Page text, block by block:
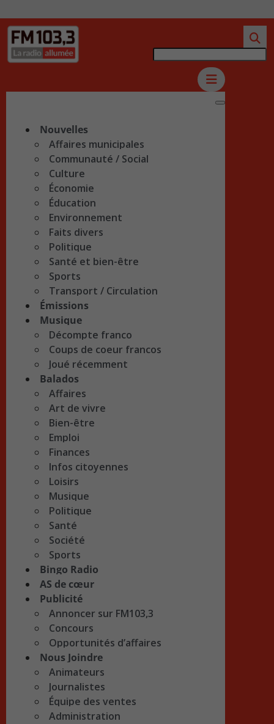
Nouvelles
Affaires municipales
Communauté / Social
Culture
Économie
Éducation
Environnement
Faits divers
Politique
Santé et bien-être
Sports
Transport / Circulation
Émissions
Musique
Décompte franco
Coups de coeur francos
Joué récemment
Balados
Affaires
Art de vivre
Bien-être
Emploi
Finances
Infos citoyennes
Loisirs
Musique
Politique
Santé
Société
Sports
Bingo Radio
AS de cœur
Publicité
Annoncer sur FM103,3
Concours
Opportunités d’affaires
Nous Joindre
Animateurs
Journalistes
Équipe des ventes
Administration